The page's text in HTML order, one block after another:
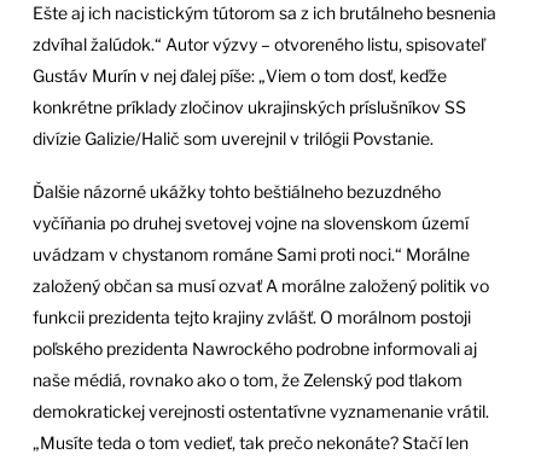
Ešte aj ich nacistickým tútorom sa z ich brutálneho besnenia
zdvíhal žalúdok.“ Autor výzvy – otvoreného listu, spisovateľ
Gustáv Murín v nej ďalej píše: „Viem o tom dosť, keďže
konkrétne príklady zločinov ukrajinských príslušníkov SS
divízie Galizie/Halič som uverejnil v trilógii Povstanie.
Ďalšie názorné ukážky tohto beštiálneho bezuzdného
vyčíňania po druhej svetovej vojne na slovenskom území
uvádzam v chystanom románe Sami proti noci.“ Morálne
založený občan sa musí ozvať A morálne založený politik vo
funkcii prezidenta tejto krajiny zvlášť. O morálnom postoji
poľského prezidenta Nawrockého podrobne informovali aj
naše médiá, rovnako ako o tom, že Zelenský pod tlakom
demokratickej verejnosti ostentatívne vyznamenanie vrátil.
„Musíte teda o tom vedieť, tak prečo nekonáte? Stačí len